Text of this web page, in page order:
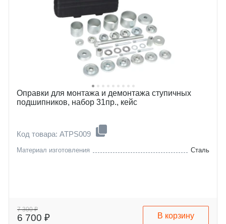
Оправки для монтажа и демонтажа ступичных
подшипников, набор 31пр., кейс
Код товара: ATPS009
Материал изготовления Сталь
7 300 ₽
6 700 ₽ В корзину